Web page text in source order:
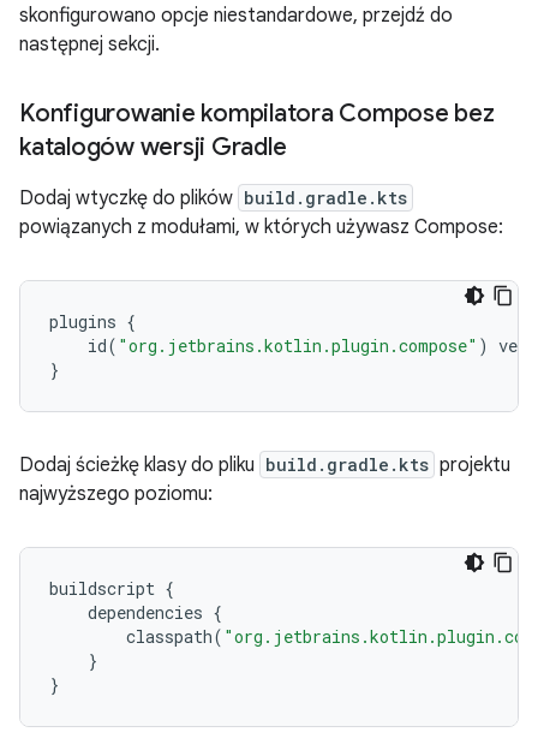
skonfigurowano opcje niestandardowe, przejdź do
następnej sekcji.
Konfigurowanie kompilatora Compose bez
katalogów wersji Gradle
Dodaj wtyczkę do plików build.gradle.kts
powiązanych z modułami, w których używasz Compose:
plugins {
id( "org.jetbrains.kotlin.plugin.compose" )
}
Dodaj ścieżkę klasy do pliku build.gradle.kts projektu
najwyższego poziomu:
buildscript {
dependencies {
classpath(
}
}